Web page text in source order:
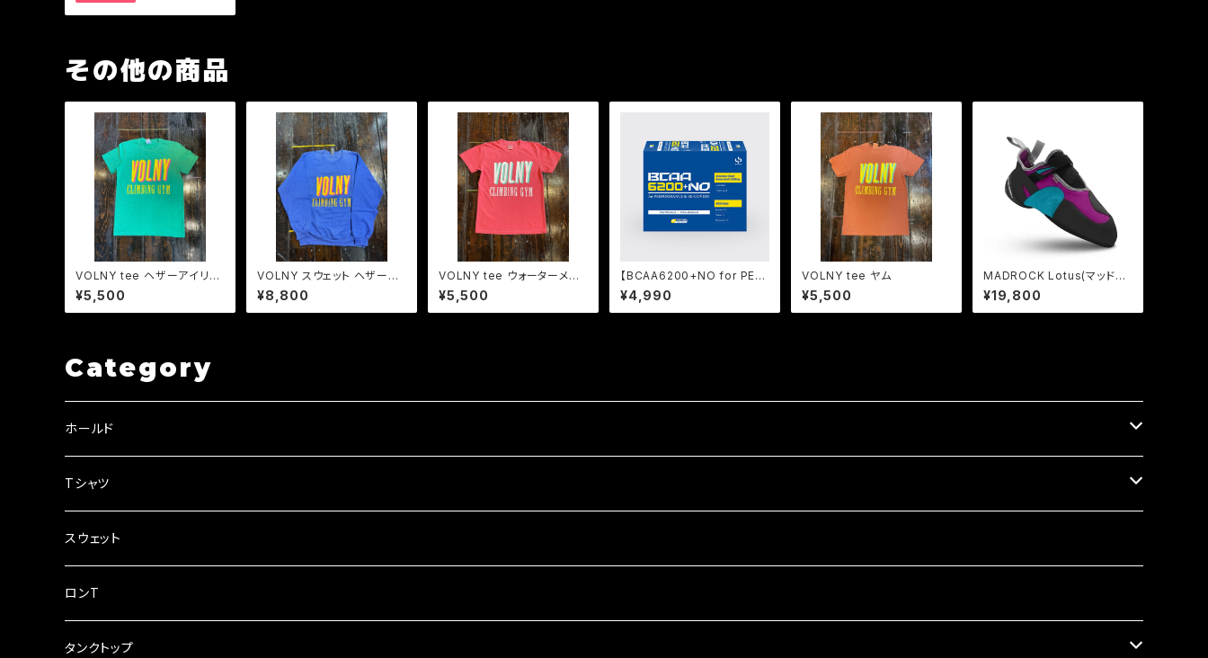
その他の商品
VOLNY tee ヘザーアイリッ
シュ
¥5,500
VOLNY スウェット ヘザーブ
ルー
¥8,800
VOLNY tee ウォーターメロ
ン
¥5,500
【BCAA6200+NO for PER
FORMANCE & RECOVER
Y】
¥4,990
VOLNY tee ヤム
¥5,500
MADROCK Lotus(マッドロ
ック ロータス)
¥19,800
Category
ホールド
VOLNY holds (透明あり)
VOLNIXシリーズ
中古ホールド
アメーバ
Tシャツ
タイダイ
単色
スウェット
ロンT
タンクトップ